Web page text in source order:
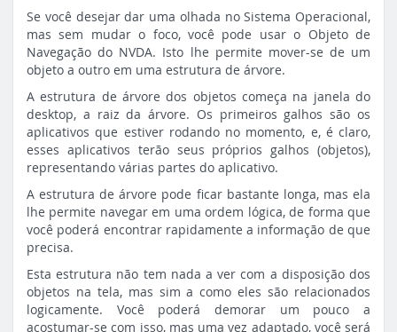
Se você desejar dar uma olhada no Sistema Operacional,
mas sem mudar o foco, você pode usar o Objeto de
Navegação do NVDA. Isto lhe permite mover-se de um
objeto a outro em uma estrutura de árvore.
A estrutura de árvore dos objetos começa na janela do
desktop, a raiz da árvore. Os primeiros galhos são os
aplicativos que estiver rodando no momento, e, é claro,
esses aplicativos terão seus próprios galhos (objetos),
representando várias partes do aplicativo.
A estrutura de árvore pode ficar bastante longa, mas ela
lhe permite navegar em uma ordem lógica, de forma que
você poderá encontrar rapidamente a informação de que
precisa.
Esta estrutura não tem nada a ver com a disposição dos
objetos na tela, mas sim a como eles são relacionados
logicamente. Você poderá demorar um pouco a
acostumar-se com isso, mas uma vez adaptado, você será